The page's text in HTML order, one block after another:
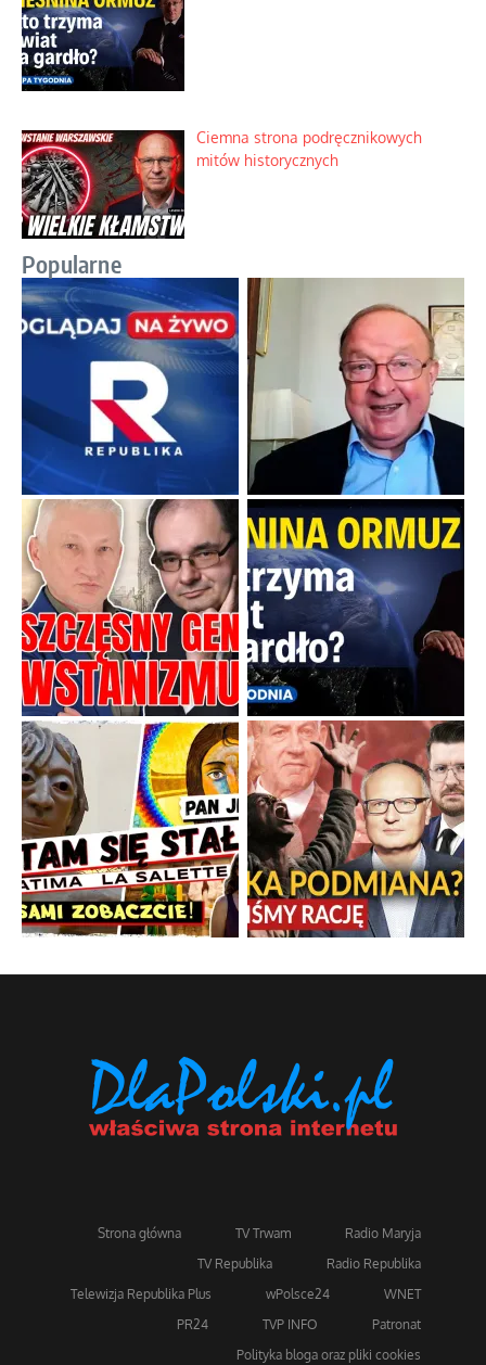
Ciemna strona podręcznikowych
mitów historycznych
Popularne
Strona główna TV Trwam
Radio Maryja
TV Republika
Radio Republika
Telewizja Republika Plus
wPolsce24
WNET
PR24
TVP INFO
Patronat
Polityka bloga oraz pliki cookies